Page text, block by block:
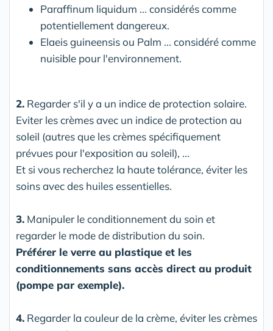
Paraffinum liquidum ... considérés comme
potentiellement dangereux.
Elaeis guineensis ou Palm ... considéré comme
nuisible pour l'environnement.
2. Regarder s'il y a un indice de protection solaire.
Eviter les crèmes avec un indice de protection au
soleil (autres que les crèmes spécifiquement
prévues pour l'exposition au soleil), ...
Et si vous recherchez la haute tolérance, éviter les
soins avec des huiles essentielles.
3. Manipuler le conditionnement du soin et
regarder le mode de distribution du soin.
Préférer le verre au plastique et les
conditionnements sans accès direct au produit
(pompe par exemple).
4. Regarder la couleur de la crème, éviter les crèmes